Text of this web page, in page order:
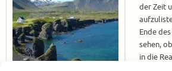
der Zeit
Ende
sehen,
in die